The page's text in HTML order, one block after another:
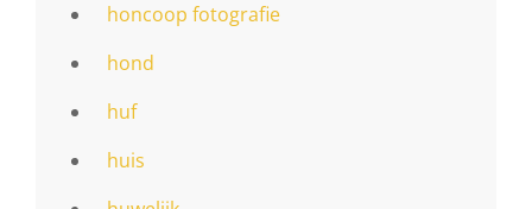
honcoop fotografie
hond
huf
huis